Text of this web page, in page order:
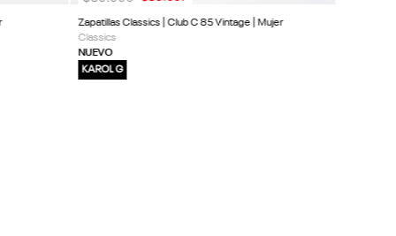
Zapatillas Classics | Club C 85 Vintage | Mujer
Classics
NUEVO
KAROL G